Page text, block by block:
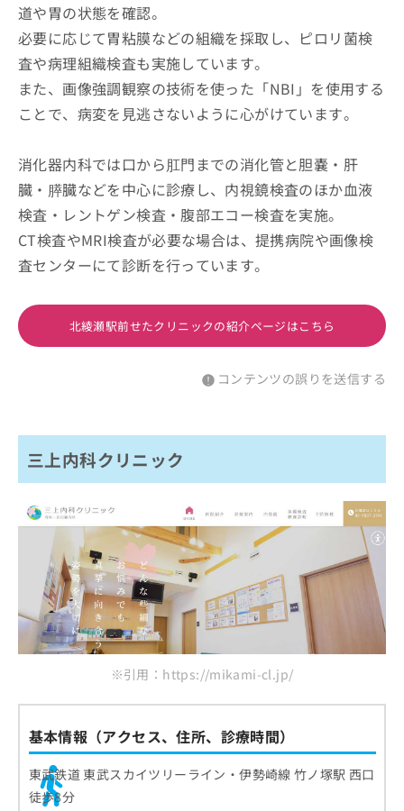
道や胃の状態を確認。
必要に応じて胃粘膜などの組織を採取し、ピロリ菌検
査や病理組織検査も実施しています。
また、画像強調観察の技術を使った「NBI」を使用する
ことで、病変を見逃さないように心がけています。
消化器内科では口から肛門までの消化管と胆嚢・肝
臓・膵臓などを中心に診療し、内視鏡検査のほか血液
検査・レントゲン検査・腹部エコー検査を実施。
CT検査やMRI検査が必要な場合は、提携病院や画像検
査センターにて診断を行っています。
北綾瀬駅前せたクリニックの紹介ページはこちら
コンテンツの誤りを送信する
三上内科クリニック
※引用：https://mikami-cl.jp/
基本情報（アクセス、住所、診療時間）
東武鉄道 東武スカイツリーライン・伊勢崎線 竹ノ塚駅 西口
徒歩8分